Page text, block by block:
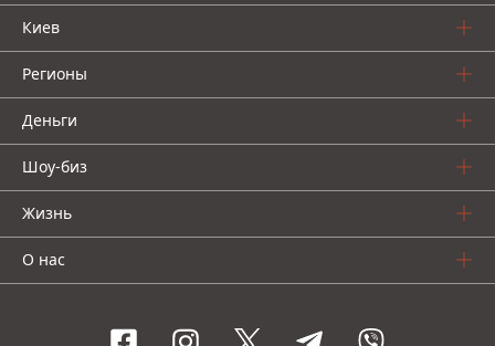
Киев
Регионы
Деньги
Шоу-биз
Жизнь
О нас